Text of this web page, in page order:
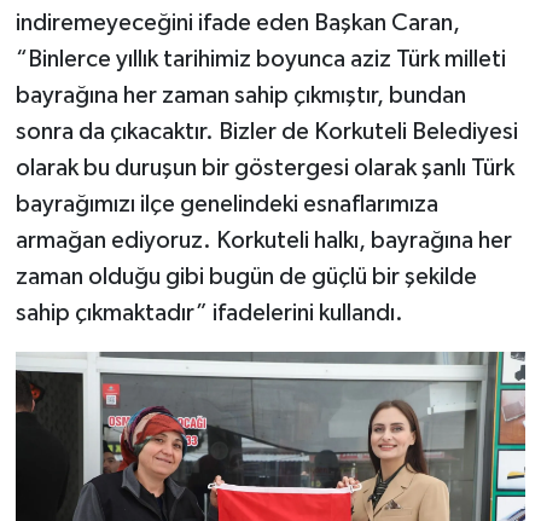
indiremeyeceğini ifade eden Başkan Caran,
“Binlerce yıllık tarihimiz boyunca aziz Türk milleti
bayrağına her zaman sahip çıkmıştır, bundan
sonra da çıkacaktır. Bizler de Korkuteli Belediyesi
olarak bu duruşun bir göstergesi olarak şanlı Türk
bayrağımızı ilçe genelindeki esnaflarımıza
armağan ediyoruz. Korkuteli halkı, bayrağına her
zaman olduğu gibi bugün de güçlü bir şekilde
sahip çıkmaktadır” ifadelerini kullandı.